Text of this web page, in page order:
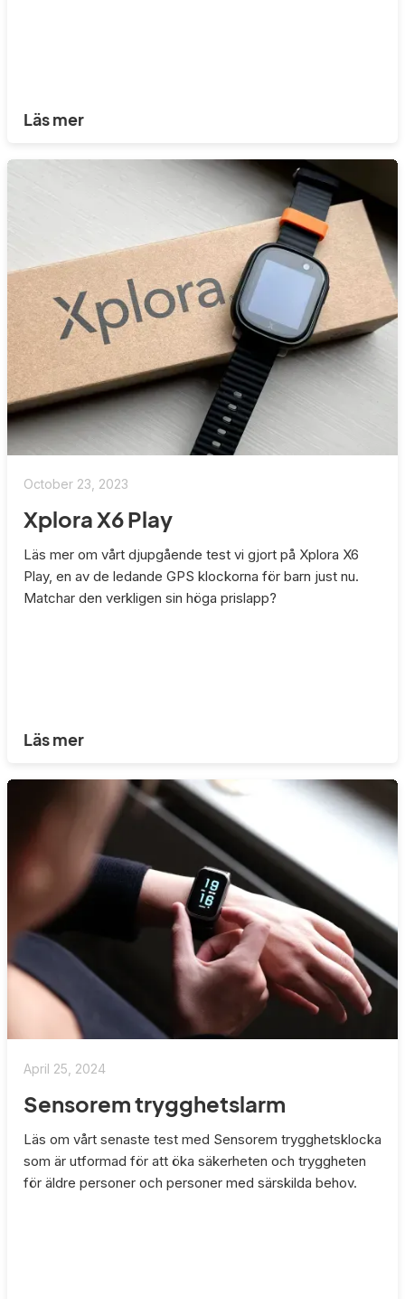
Läs mer
October 23, 2023
Xplora X6 Play
Läs mer om vårt djupgående test vi gjort på Xplora X6
Play, en av de ledande GPS klockorna för barn just nu.
Matchar den verkligen sin höga prislapp?
Läs mer
April 25, 2024
Sensorem trygghetslarm
Läs om vårt senaste test med Sensorem trygghetsklocka
som är utformad för att öka säkerheten och tryggheten
för äldre personer och personer med särskilda behov.